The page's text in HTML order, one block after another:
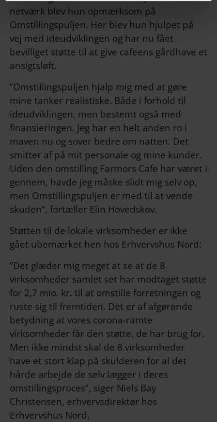
netværk blev hun opmærksom på
Omstillingspuljen. Her blev hun hjulpet på
vej med ideudviklingen og har nu fået
bevilliget støtte til at give cafeens gårdhave et
ansigtsløft.
”Omstillingspuljen hjalp mig med at gøre
mine tanker realistiske. Både i forhold til
ideudviklingen, men bestemt også med
finansieringen. Jeg har en helt anden ro i
maven nu og sover bedre om natten. Det
smitter af på mit personale og mine kunder.
Uden den omstilling Farmors Cafe har været i
gennem, havde jeg måske slidt mig selv op,
men Omstillingspuljen er med til at vende
skuden”, fortæller Elin Hovedskov.
Støtten til de lokale virksomheder er ikke
gået ubemærket hen hos Erhvervshus Nord:
”Det glæder mig meget at se at de 8
virksomheder samlet set har modtaget støtte
for 2,7 mio. kr. til at omstille forretningen og
ruste sig til fremtiden. Det er af afgørende
betydning at vores corona-ramte
virksomheder får den støtte, de har brug for.
Men ikke mindst skal de 8 virksomheder
have et stort klap på skulderen for al det
hårde arbejde de selv lægger i deres
omstillingsproces”, siger Niels Bay
Christensen, erhvervsdirektør hos
Erhvervshus Nord.